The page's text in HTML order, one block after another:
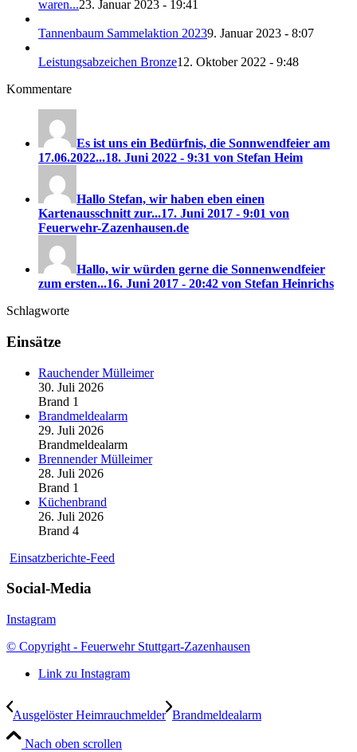
waren...23. Januar 2023 - 19:41
Tannenbaum Sammelaktion 20239. Januar 2023 - 8:07
Leistungsabzeichen Bronze12. Oktober 2022 - 9:48
Kommentare
Es ist uns ein Bedürfnis, die Sonnwendfeier am
17.06.2022...18. Juni 2022 - 9:31 von Stefan Heim
Hallo Stefan, wir haben eben einen
Kartenausschnitt zur...17. Juni 2017 - 9:01 von
Feuerwehr-Zazenhausen.de
Hallo, wir würden gerne die Sonnenwendfeier
zum ersten...16. Juni 2017 - 20:42 von Stefan Heinrichs
Schlagworte
Einsätze
Rauchender Mülleimer
30. Juli 2026
Brand 1
Brandmeldealarm
29. Juli 2026
Brandmeldealarm
Brennender Mülleimer
28. Juli 2026
Brand 1
Küchenbrand
26. Juli 2026
Brand 4
Einsatzberichte-Feed
Social-Media
Instagram
© Copyright - Feuerwehr Stuttgart-Zazenhausen
Link zu Instagram
Ausgelöster Heimrauchmelder Brandmeldealarm
Nach oben scrollen